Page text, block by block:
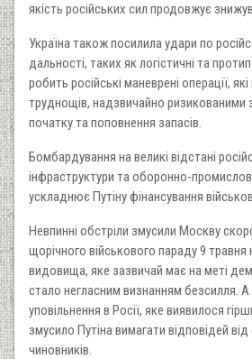
якість російських сил продовжує
Україна також посилила удари по
дальності, таких як логістичні та
робить російські маневрені операції,
труднощів, надзвичайно ризикованими
початку та поповнення запасів.
Бомбардування на великі відстані
інфраструктури та оборонно-
ускладнює Путіну фінансування
Невпинні обстріли змусили Москву
щорічного військового параду 9 травня
видовища, яке зазвичай має на меті
стало негласним визнанням безсилля. А
уповільнення в Росії, яке виявилося
змусило Путіна вимагати відповідей
чиновників.